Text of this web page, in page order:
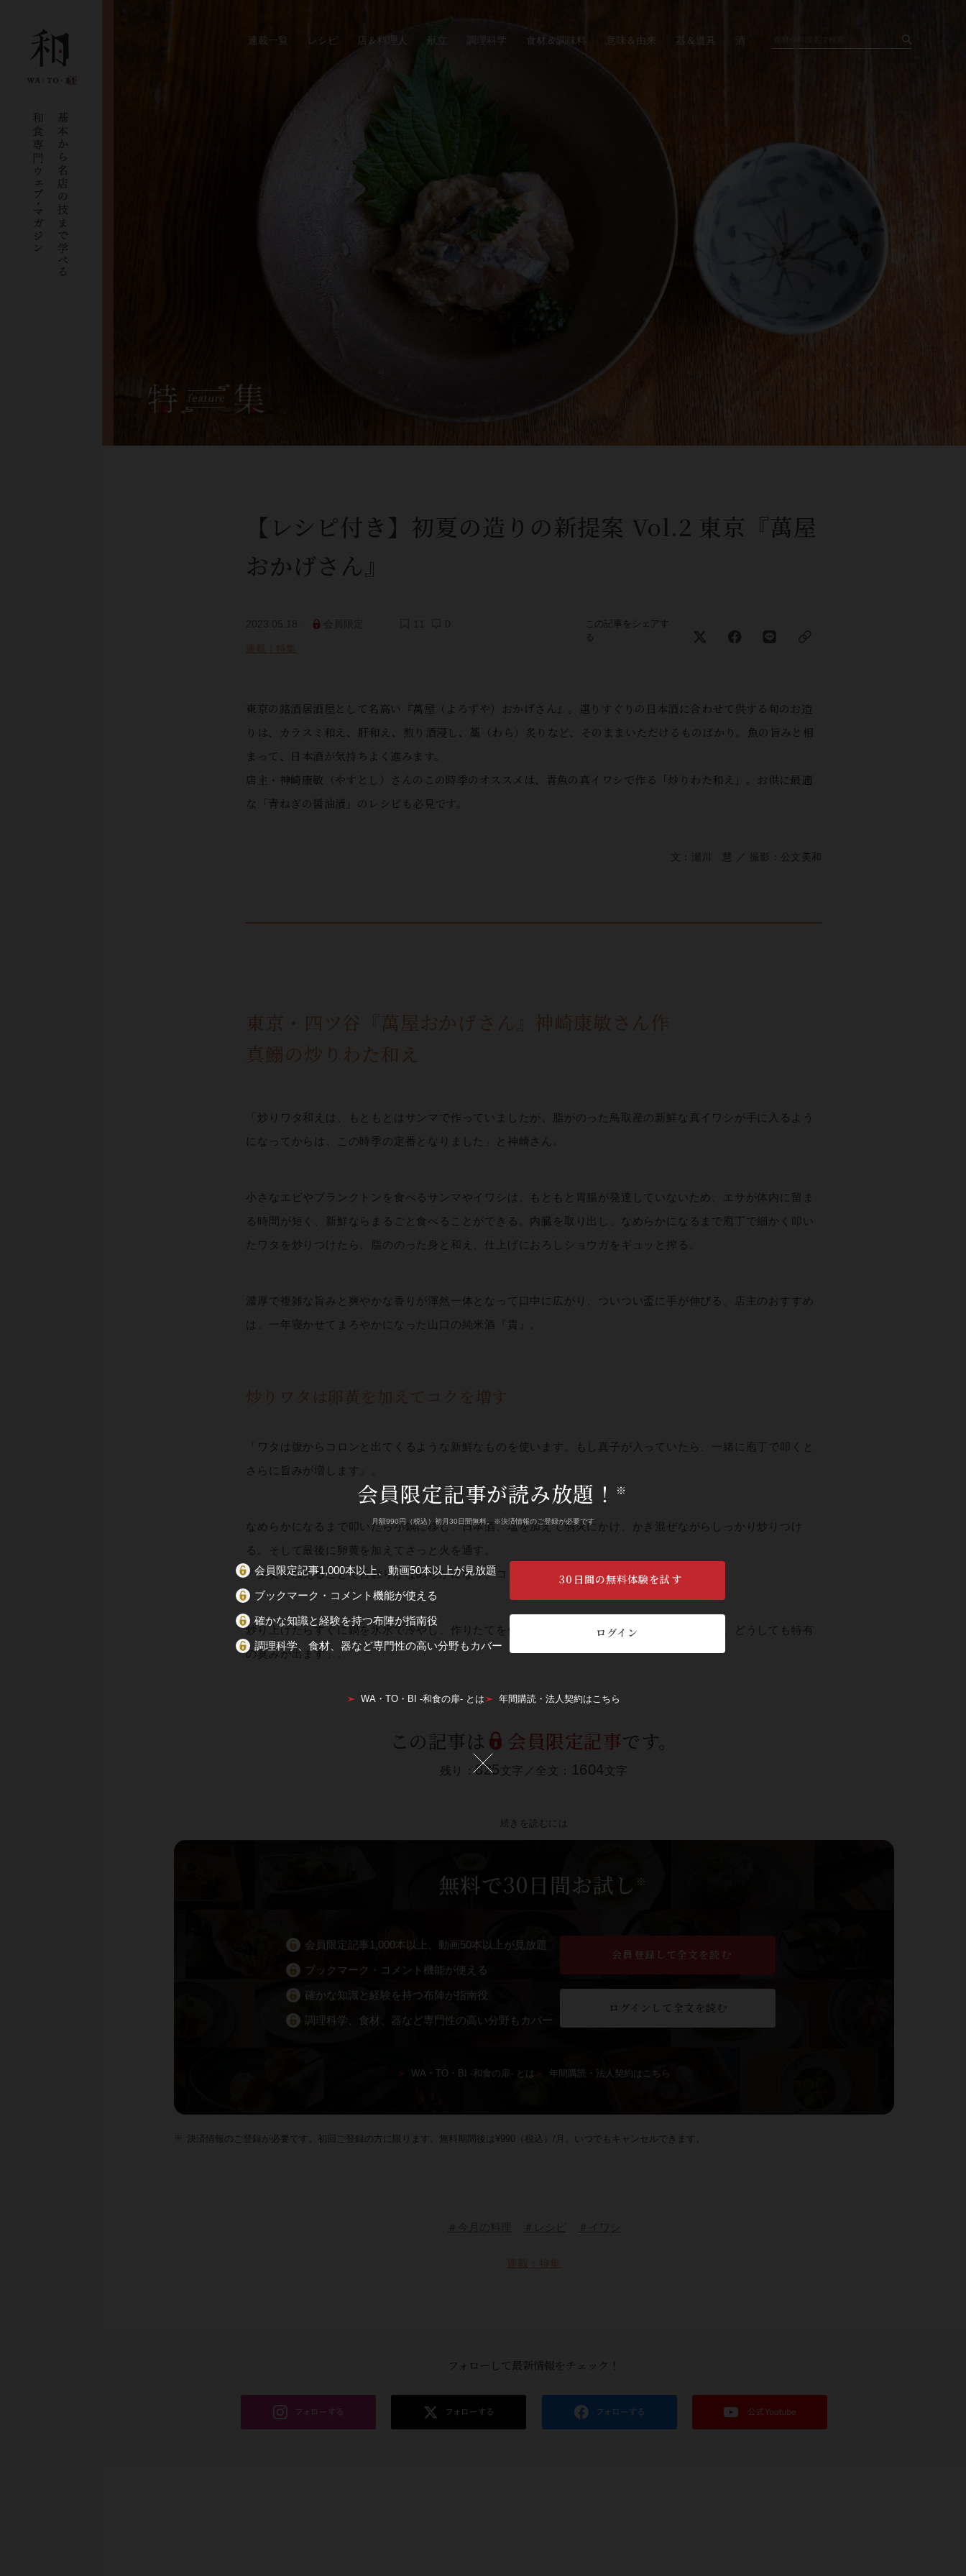
連載一覧 レシピ 店＆料理人 献立 調理科学 食材＆調味料 意味＆由来 器＆道具 酒
【レシピ付き】初夏の造りの新提案 Vol.2 東京『萬屋
おかげさん』
この記事をシェアす
る
東京の銘酒居酒屋として名高い『萬屋（よろずや）おかげさん』。選りすぐりの日本酒に合わせて供する旬のお造
りは、カラスミ和え、肝和え、煎り酒浸し、藁（わら）炙りなど、そのままいただけるものばかり。魚の旨みと相
まって、日本酒が気持ちよく進みます。
店主・神崎康敏（やすとし）さんのこの時季のオススメは、青魚の真イワシで作る「炒りわた和え」。お供に最適
な「青ねぎの醤油漬」のレシピも必見です。
文：瀬川 慧 ／ 撮影：公文美和
東京・四ツ谷『萬屋おかげさん』神崎康敏さん作
真鰯の炒りわた和え
「炒りワタ和えは、もともとはサンマで作っていましたが、脂がのった鳥取産の新鮮な真イワシが手に入るよう
になってからは、この時季の定番となりました」と神崎さん。
小さなエビやプランクトンを食べるサンマやイワシは、もともと胃腸が発達していないため、エサが体内に留ま
る時間が短く、新鮮ならまるごと食べることができる。内臓を取り出し、なめらかになるまで庖丁で細かく叩い
たワタを炒りつけたら、脂ののった身と和え、仕上げにおろしショウガをギュッと搾る。
濃厚で複雑な旨みと爽やかな香りが渾然一体となって口中に広がり、ついつい盃に手が伸びる。店主のおすすめ
は、一年寝かせてまろやかになった山口の純米酒『貴』。
炒りワタは卵黄を加えてコクを増す
「ワタは腹からコロンと出てくるような新鮮なものを使います。もし真子が入っていたら、一緒に庖丁で叩くと
さらに旨みが増します」。
なめらかになるまで叩いたら小鍋に移し、日本酒、塩を加えて弱火にかけ、かき混ぜながらしっかり炒りつけ
る。そして最後に卵黄を加えてさっと火を通す。
「卵黄を加えることで舌触りがなめらかになり、コクも出て、ワタの臭みも消えます」。
炒り上げたらすぐに鍋を氷水で冷やし、作りたてを使うのもポイント。「やはり時間をおくと、どうしても特有
の臭みが出ます」。
この記事は 会員限定記事です。
残り：825 文字／全文： 1604 文字
続きを読むには
無料で30日間お試し ※
会員限定記事1,000本以上、動画50本以上が見放題
ブックマーク・コメント機能が使える
確かな知識と経験を持つ布陣が指南役
調理科学、食材、器など専門性の高い分野もカバー
会員登録して全文を読む
ログインして全文を読む
WA・TO・BI -和食の扉- とは 年間購読・法人契約はこちら
決済情報のご登録が必要です。初回ご登録の方に限ります。無料期間後は¥990（税込）/月。いつでもキャンセルできます。
連載：特集
フォローして最新情報をチェック！
会員限定記事が読み放題！ ※
月額990円（税込）初月30日間無料。※決済情報のご登録が必要です
会員限定記事1,000本以上、動画50本以上が見放題
ブックマーク・コメント機能が使える
確かな知識と経験を持つ布陣が指南役
調理科学、食材、器など専門性の高い分野もカバー
30日間の無料体験を試す
ログイン
WA・TO・BI -和食の扉- とは 年間購読・法人契約はこちら